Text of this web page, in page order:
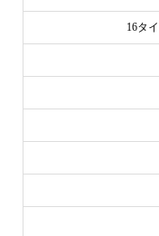
16タ